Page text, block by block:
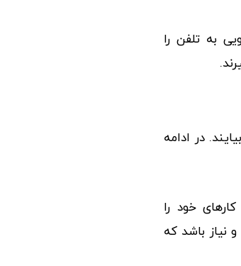
به تلفن را
در ادامه
خود را
نیاز باشد که